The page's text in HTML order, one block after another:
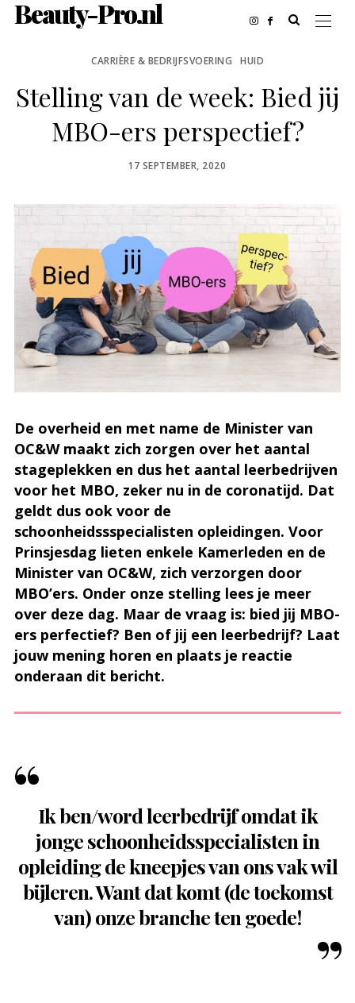
Beauty-Pro.nl
CARRIÈRE & BEDRIJFSVOERING HUID
Stelling van de week: Bied jij
MBO-ers perspectief?
POSTED
17 SEPTEMBER, 2020
De overheid en met name de Minister van
OC&W maakt zich zorgen over het aantal
stageplekken en dus het aantal leerbedrijven
voor het MBO, zeker nu in de coronatijd. Dat
geldt dus ook voor de
schoonheidssspecialisten opleidingen. Voor
Prinsjesdag lieten enkele Kamerleden en de
Minister van OC&W, zich verzorgen door
MBO’ers. Onder onze stelling lees je meer
over deze dag. Maar de vraag is: bied jij MBO-
ers perfectief? Ben of jij een leerbedrijf? Laat
jouw mening horen en plaats je reactie
onderaan dit bericht.
Ik ben/word leerbedrijf omdat ik
jonge schoonheidsspecialisten in
opleiding de kneepjes van ons vak wil
bijleren. Want dat komt (de toekomst
van) onze branche ten goede!